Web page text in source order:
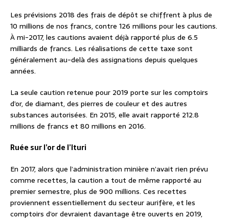
Les prévisions 2018 des frais de dépôt se chiffrent à plus de
10 millions de nos francs, contre 126 millions pour les cautions.
À mi-2017, les cautions avaient déjà rapporté plus de 6.5
milliards de francs. Les réalisations de cette taxe sont
généralement au-delà des assignations depuis quelques
années.
La seule caution retenue pour 2019 porte sur les comptoirs
d’or, de diamant, des pierres de couleur et des autres
substances autorisées. En 2015, elle avait rapporté 212.8
millions de francs et 80 millions en 2016.
Ruée sur l’or de l’Ituri
En 2017, alors que l’administration minière n’avait rien prévu
comme recettes, la caution a tout de même rapporté au
premier semestre, plus de 900 millions. Ces recettes
proviennent essentiellement du secteur aurifère, et les
comptoirs d’or devraient davantage être ouverts en 2019,